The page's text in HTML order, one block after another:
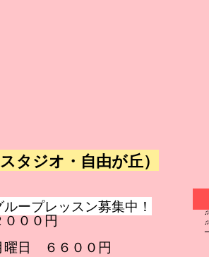
タジオ・自由が丘）
ープレッスン募集中！
００円
曜日 ６６００円
♫